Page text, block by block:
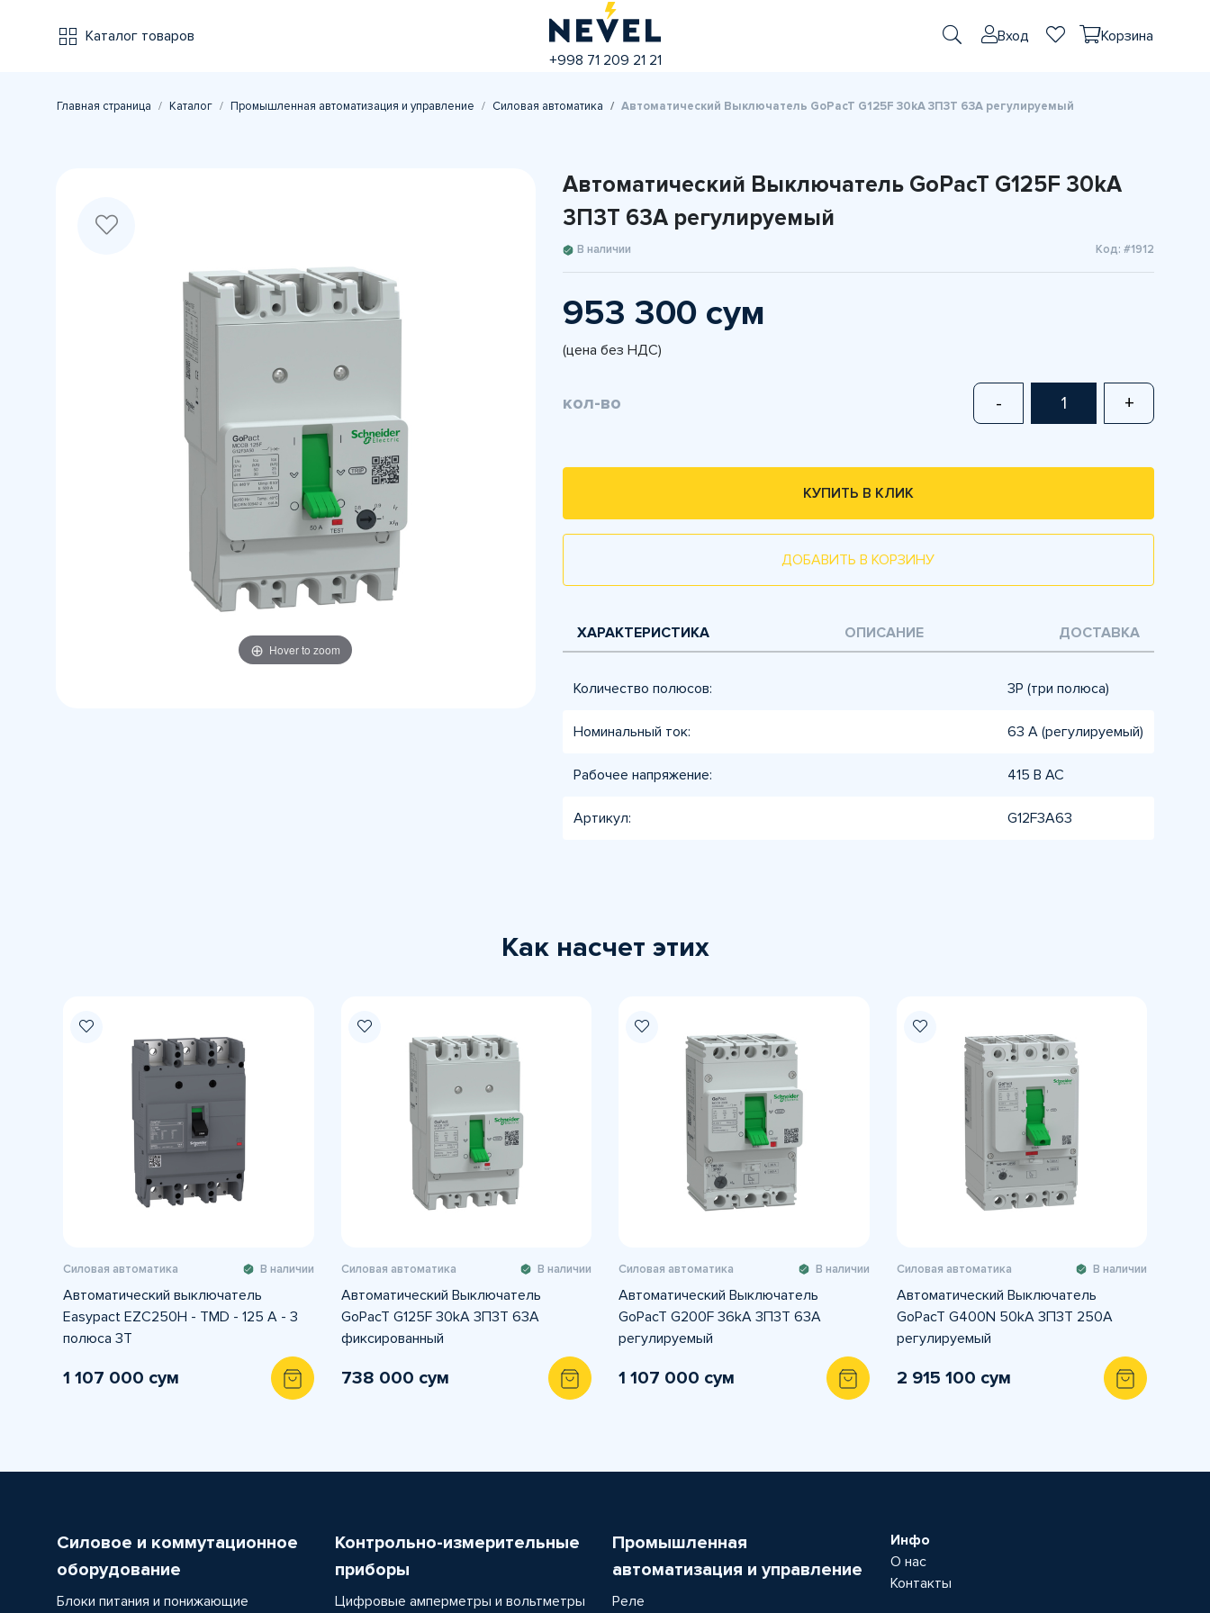
Каталог товаров
+998 71 209 21 21
Вход Корзина
Главная страница Каталог Промышленная автоматизация и управление Силовая автоматика Автоматический Выключатель GoPacT G125F 30kA 3П3Т 63A регулируемый
Hover to zoom
Автоматический Выключатель GoPacT G125F 30kA
3П3Т 63A регулируемый
В наличии Код: #1912
953 300 сум
(цена без НДС)
кол-во - +
КУПИТЬ В КЛИК
ДОБАВИТЬ В КОРЗИНУ
ХАРАКТЕРИСТИКА ОПИСАНИЕ ДОСТАВКА
Количество полюсов: 3P (три полюса)
Номинальный ток: 63 А (регулируемый)
Рабочее напряжение: 415 В AC
Артикул: G12F3A63
Как насчет этих
Силовая автоматика В наличии
Автоматический выключатель
Easypact EZC250H - TMD - 125 A - 3
полюса 3Т
1 107 000 сум
Силовая автоматика В наличии
Автоматический Выключатель
GoPacT G125F 30kA 3П3Т 63A
фиксированный
738 000 сум
Силовая автоматика В наличии
Автоматический Выключатель
GoPacT G200F 36kA 3П3Т 63A
регулируемый
1 107 000 сум
Силовая автоматика В наличии
Автоматический Выключатель
GoPacT G400N 50kA 3П3Т 250A
регулируемый
2 915 100 сум
Силовое и коммутационное
оборудование
Блоки питания и понижающие
Контрольно-измерительные
приборы
Цифровые амперметры и вольтметры
Промышленная
автоматизация и управление
Реле
Инфо
О нас
Контакты